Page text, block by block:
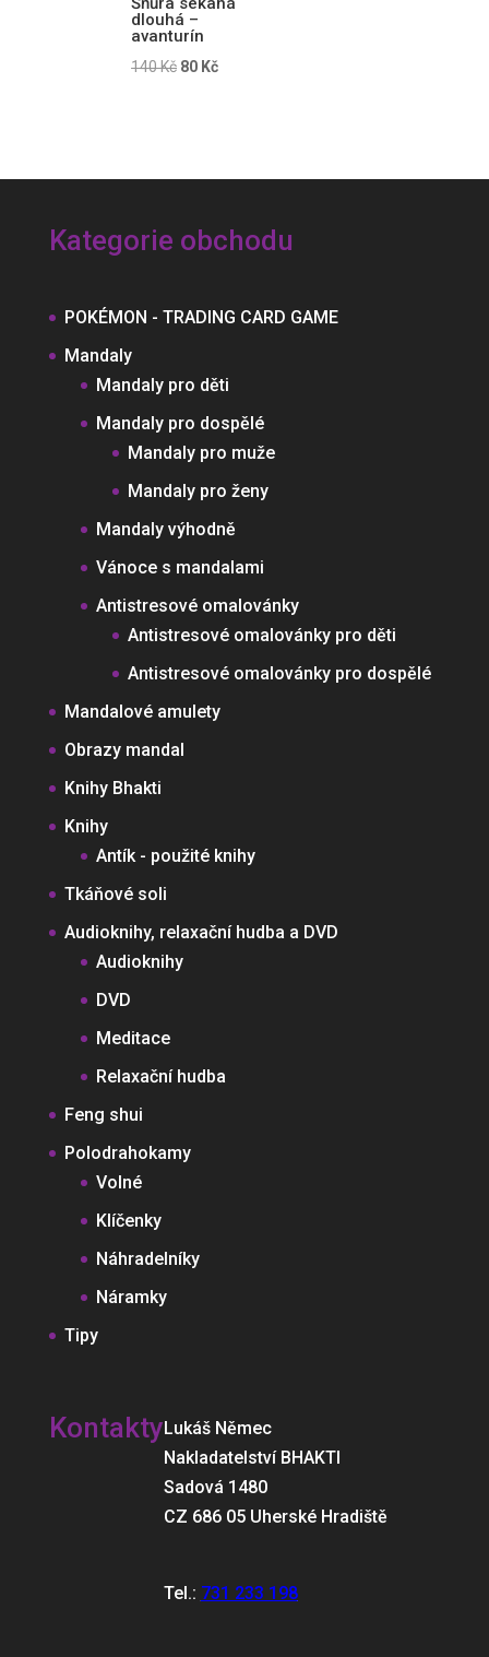
dlouhá –
avanturín
140Kč Původní
80 KčAktuální
Kategorie obchodu
POKÉMON - TRADING CARD GAME
Mandaly
Mandaly pro děti
Mandaly pro dospělé
Mandaly pro muže
Mandaly pro ženy
Mandaly výhodně
Vánoce s mandalami
Antistresové omalovánky
Antistresové omalovánky pro děti
Antistresové omalovánky pro dospělé
Mandalové amulety
Obrazy mandal
Knihy Bhakti
Knihy
Antík - použité knihy
Tkáňové soli
Audioknihy, relaxační hudba a DVD
Audioknihy
DVD
Meditace
Relaxační hudba
Feng shui
Polodrahokamy
Volné
Klíčenky
Náhradelníky
Náramky
Tipy
KontaktyLukáš Němec
Nakladatelství BHAKTI
Sadová 1480
CZ 686 05 Uherské Hradiště
Tel.: 731 233 198